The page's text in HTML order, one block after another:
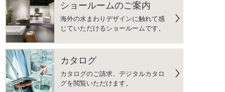
ショールームのご案内
海外の水まわりデザインに触れて感
じていただけるショールームです。
カタログ
カタログのご請求、デジタルカタロ
グを閲覧いただけます。